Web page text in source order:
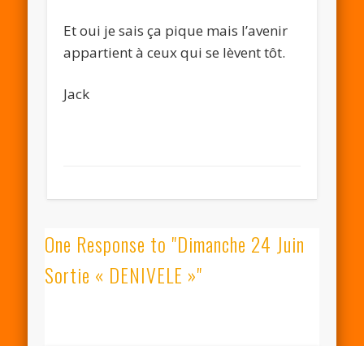
Et oui je sais ça pique mais l’avenir
appartient à ceux qui se lèvent tôt.
Jack
One Response to "Dimanche 24 Juin
Sortie « DENIVELE »"